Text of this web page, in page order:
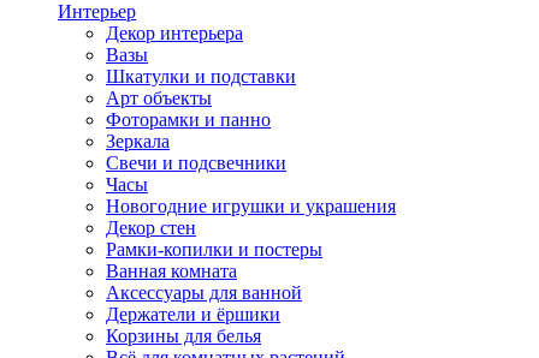
Интерьер
Декор интерьера
Вазы
Шкатулки и подставки
Арт объекты
Фоторамки и панно
Зеркала
Свечи и подсвечники
Часы
Новогодние игрушки и украшения
Декор стен
Рамки-копилки и постеры
Ванная комната
Аксессуары для ванной
Держатели и ёршики
Корзины для белья